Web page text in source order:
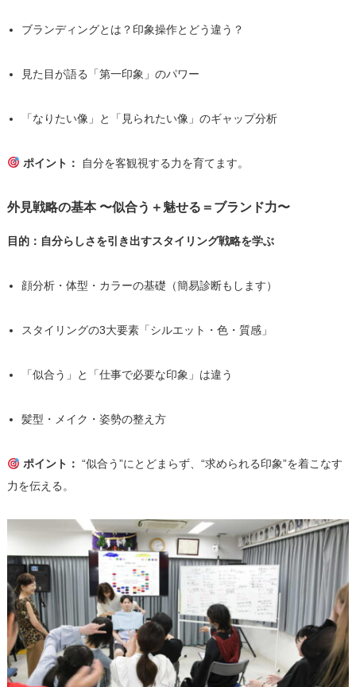
ブランディングとは？印象操作とどう違う？
見た目が語る「第一印象」のパワー
「なりたい像」と「見られたい像」のギャップ分析
ポイント： 自分を客観視する力を育てます。
外見戦略の基本 〜似合う＋魅せる＝ブランド力〜
目的：自分らしさを引き出すスタイリング戦略を学ぶ
顔分析・体型・カラーの基礎（簡易診断もします）
スタイリングの3大要素「シルエット・色・質感」
「似合う」と「仕事で必要な印象」は違う
髪型・メイク・姿勢の整え方
ポイント： “似合う”にとどまらず、“求められる印象”を着こなす
力を伝える。